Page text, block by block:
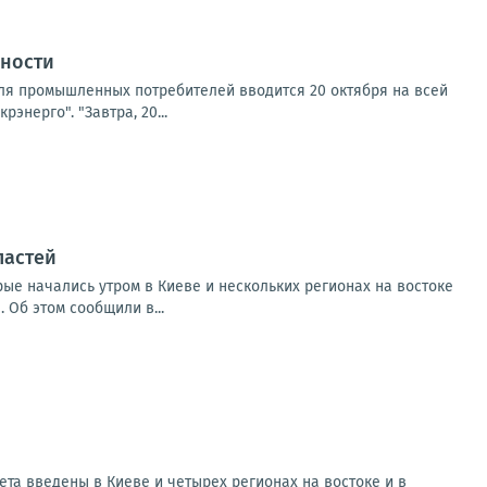
промышленных потребителей вводится 20 октября на всей
"Завтра, 20...
начались утром в Киеве и нескольких регионах на востоке
Об этом сообщили в...
введены в Киеве и четырех регионах на востоке и в